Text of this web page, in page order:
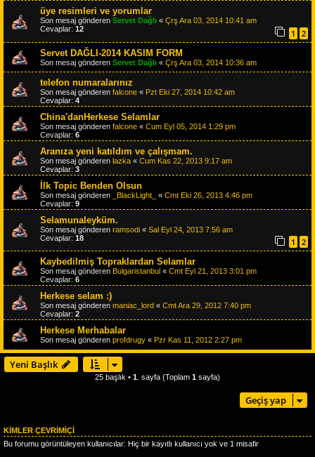
üye resimleri ve yorumlar
Son mesaj gönderen Servet Dağlı « Çrş Ara 03, 2014 10:41 am
Cevaplar: 12 1
2
Servet DAĞLI-2014 KASIM FORM
Son mesaj gönderen Servet Dağlı « Çrş Ara 03, 2014 10:36 am
telefon numaralarınız
Son mesaj gönderen falcone « Pzt Eki 27, 2014 10:42 am
Cevaplar: 4
China'danHerkese Selamlar
Son mesaj gönderen falcone « Cum Eyl 05, 2014 1:29 pm
Cevaplar: 6
Aranıza yeni katıldım ve çalışmam.
Son mesaj gönderen lazka « Cum Kas 22, 2013 9:17 am
Cevaplar: 3
İlk Topic Benden Olsun
Son mesaj gönderen _BlackLight_ « Cmt Eki 26, 2013 4:46 pm
Cevaplar: 9
Selamunaleyküm.
Son mesaj gönderen ramsodi « Sal Eyl 24, 2013 7:56 am
Cevaplar: 18 1
2
Kaybedilmiş Topraklardan Selamlar
Son mesaj gönderen Bulgaristanbul « Cmt Eyl 21, 2013 3:01 pm
Cevaplar: 6
Herkese selam :)
Son mesaj gönderen maniac_lord « Cmt Ara 29, 2012 7:40 pm
Cevaplar: 2
Herkese Merhabalar
Son mesaj gönderen profdrugy « Pzr Kas 11, 2012 2:27 pm
Yeni Başlık
25 başlık • 1 . sayfa (Toplam 1 sayfa)
Geçiş yap
KIMLER ÇEVRIMIÇI
Bu forumu görüntüleyen kullanıcılar: Hiç bir kayıtlı kullanıcı yok ve 1 misafir